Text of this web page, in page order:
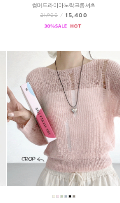
썸머드라이아노락크롭셔츠
21,900 / 15,400